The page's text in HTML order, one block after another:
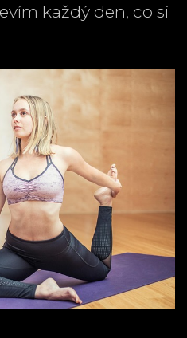
každý den, co si